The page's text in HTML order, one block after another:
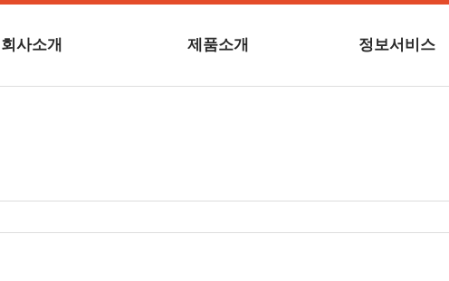
회사소개 제품소개 정보서비스